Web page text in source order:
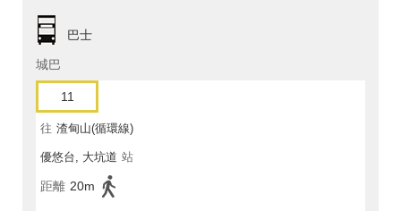
巴士
城巴
11
往 渣甸山(循環線)
優悠台, 大坑道 站
距離 20m